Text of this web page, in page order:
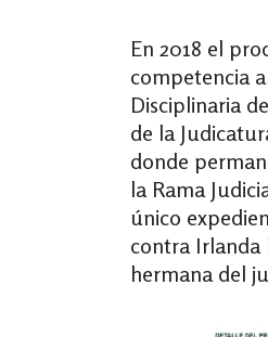
En 2018 el
competencia
Disciplinaria
de la
donde
la Rama
único
contra Irlanda
hermana del